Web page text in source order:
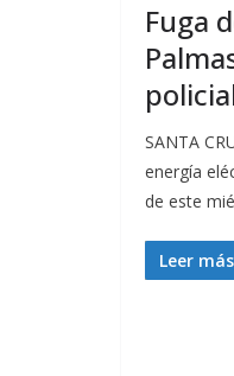
Fuga
SANTA
energía
de este
Leer más